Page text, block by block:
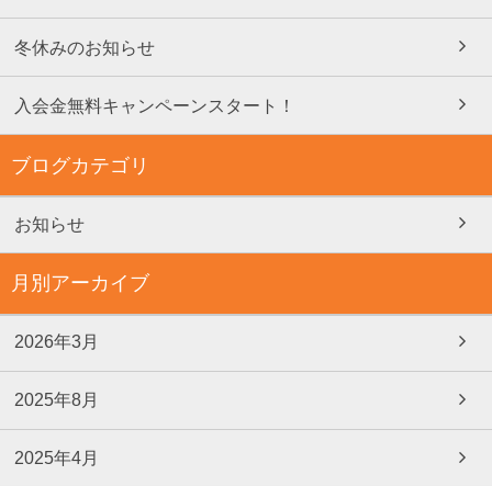
冬休みのお知らせ
入会金無料キャンペーンスタート！
ブログカテゴリ
お知らせ
月別アーカイブ
2026年3月
2025年8月
2025年4月